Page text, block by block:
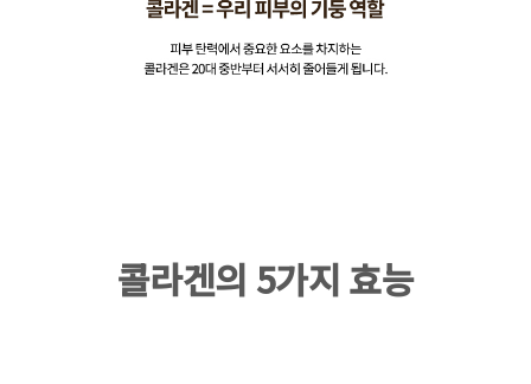
콜라겐의 5가지 효능